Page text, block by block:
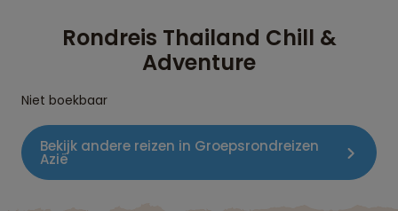
Rondreis Thailand Chill &
Adventure
Niet boekbaar
Bekijk andere reizen in Groepsrondreizen
Azië